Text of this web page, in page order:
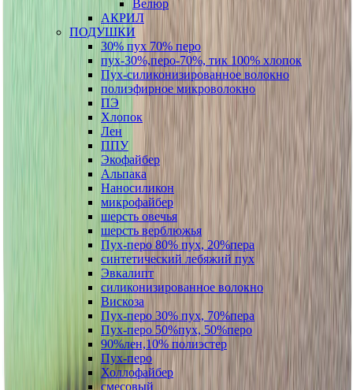
Велюр
АКРИЛ
ПОДУШКИ
30% пух 70% перо
пух-30%,перо-70%, тик 100% хлопок
Пух-силиконизированное волокно
полиэфирное микроволокно
ПЭ
Хлопок
Лен
ППУ
Экофайбер
Альпака
Наносиликон
микрофайбер
шерсть овечья
шерсть верблюжья
Пух-перо 80% пух, 20%пера
синтетический лебяжий пух
Эвкалипт
силиконизированное волокно
Вискоза
Пух-перо 30% пух, 70%пера
Пух-перо 50%пух, 50%перо
90%лен,10% полиэстер
Пух-перо
Холлофайбер
смесовый